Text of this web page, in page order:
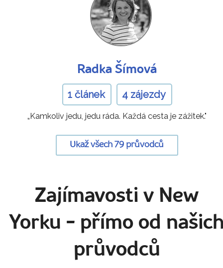
Radka Šímová
1 článek 4 zájezdy
„Kamkoliv jedu, jedu ráda. Každá cesta je zážitek."
Ukaž všech 79 průvodců
Zajímavosti v New
Yorku - přímo od
průvodců